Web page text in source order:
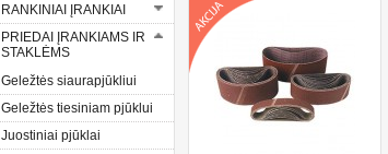
RANKINIAI ĮRANKIAI
PRIEDAI ĮRANKIAMS IR
STAKLĖMS
Geležtės siaurapjūkliui
Geležtės tiesiniam pjūklui
Juostiniai pjūklai